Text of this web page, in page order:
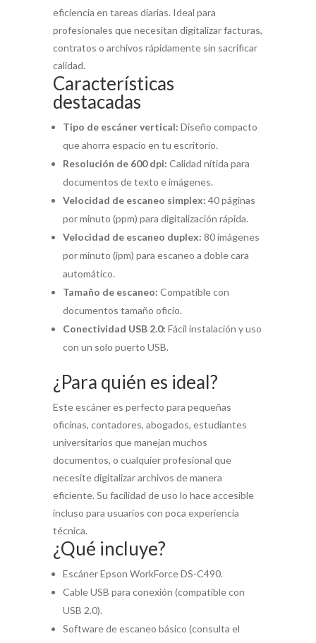
eficiencia en tareas diarias. Ideal para
profesionales que necesitan digitalizar facturas,
contratos o archivos rápidamente sin sacrificar
calidad.
Características
destacadas
Tipo de escáner vertical: Diseño compacto
que ahorra espacio en tu escritorio.
Resolución de 600 dpi: Calidad nítida para
documentos de texto e imágenes.
Velocidad de escaneo simplex: 40 páginas
por minuto (ppm) para digitalización rápida.
Velocidad de escaneo duplex: 80 imágenes
por minuto (ipm) para escaneo a doble cara
automático.
Tamaño de escaneo: Compatible con
documentos tamaño oficio.
Conectividad USB 2.0: Fácil instalación y uso
con un solo puerto USB.
¿Para quién es ideal?
Este escáner es perfecto para pequeñas
oficinas, contadores, abogados, estudiantes
universitarios que manejan muchos
documentos, o cualquier profesional que
necesite digitalizar archivos de manera
eficiente. Su facilidad de uso lo hace accesible
incluso para usuarios con poca experiencia
técnica.
¿Qué incluye?
Escáner Epson WorkForce DS-C490.
Cable USB para conexión (compatible con
USB 2.0).
Software de escaneo básico (consulta el